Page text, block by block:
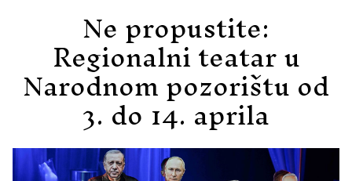
Ne propustite:
Regionalni teatar u
Narodnom pozorištu od
3. do 14. aprila